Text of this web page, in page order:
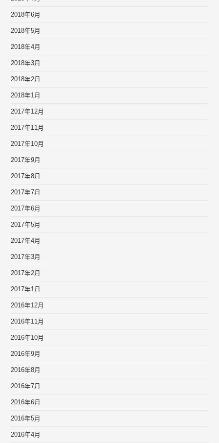
2018年6月
2018年5月
2018年4月
2018年3月
2018年2月
2018年1月
2017年12月
2017年11月
2017年10月
2017年9月
2017年8月
2017年7月
2017年6月
2017年5月
2017年4月
2017年3月
2017年2月
2017年1月
2016年12月
2016年11月
2016年10月
2016年9月
2016年8月
2016年7月
2016年6月
2016年5月
2016年4月